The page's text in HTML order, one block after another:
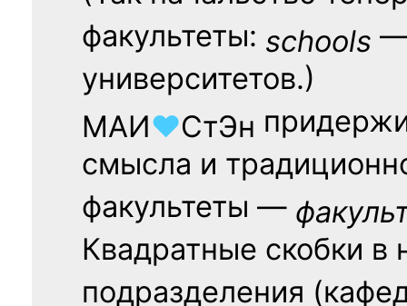
факультеты: schools —
университетов.)
МАИ♥СтЭн
смысла и
факультеты —
Квадратные скобки в
подразделения